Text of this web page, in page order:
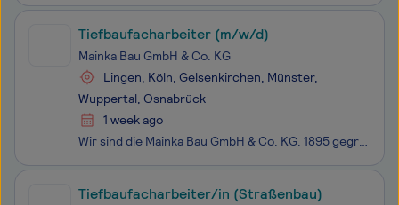
Tiefbaufacharbeiter (m/w/d)
Mainka Bau GmbH & Co. KG
Lingen, Köln, Gelsenkirchen, Münster,
Wuppertal, Osnabrück
1 week ago
Wir sind die Mainka Bau GmbH & Co. KG. 1895 gegründet und seitdem ein familiengeführtes Unternehmen. Zur Unternehmensgruppe gehören mehr als 1.250 Kolleginnen und Kollegen. Da, wo die Anforderungen an die Qualität und Sicherheit von Bauprojekten besonders groß sind, sind wir zu Hause. Unsere Kun
Tiefbaufacharbeiter/in (Straßenbau)